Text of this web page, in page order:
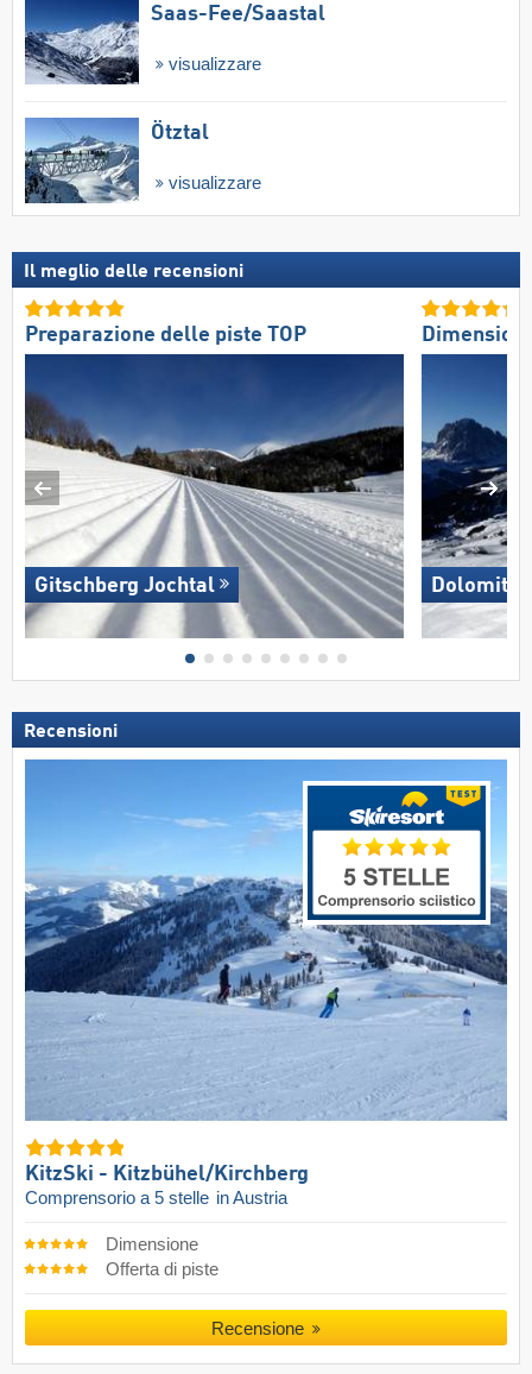
Saas-Fee/​Saastal
visualizzare
Ötztal
visualizzare
Il meglio delle recensioni
Preparazione delle piste TOP
Gitschberg Jochtal
Recensioni
KitzSki - Kitzbühel/​Kirchberg
Comprensorio a 5 stelle in Austria
Dimensione
Offerta di piste
Recensione